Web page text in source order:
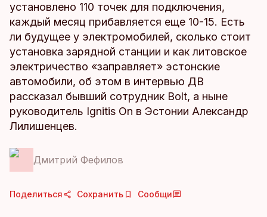
установлено 110 точек для подключения,
каждый месяц прибавляется еще 10-15. Есть
ли будущее у электромобилей, сколько стоит
установка зарядной станции и как литовское
электричество «заправляет» эстонские
автомобили, об этом в интервью ДВ
рассказал бывший сотрудник Bolt, а ныне
руководитель Ignitis On в Эстонии Александр
Лилишенцев.
Дмитрий Фефилов
Поделиться Сохранить Сообщи